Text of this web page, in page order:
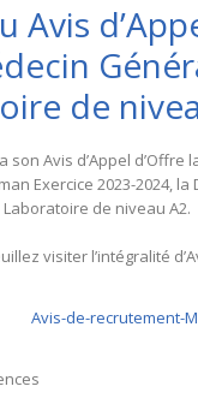
Avis
de
son Avis d’Appel
Exercice 2023-2024,
de niveau A2.
visiter l’intégralité
Avis-de-recrutement-